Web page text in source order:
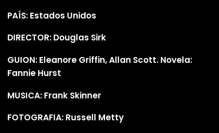
PAÍS: Estados Unidos
DIRECTOR: Douglas Sirk
GUION: Eleanore Griffin, Allan Scott. Novela:
Fannie Hurst
MUSICA: Frank Skinner
FOTOGRAFIA: Russell Metty